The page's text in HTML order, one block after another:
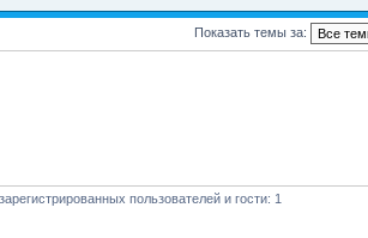
Показать темы за:
пользователей и гости: 1